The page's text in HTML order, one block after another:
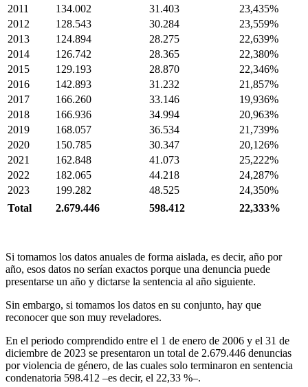
2011
134.002 31.403
23,435%
2012
128.543 30.284
23,559%
2013
124.894 28.275
22,639%
2014
126.742 28.365
22,380%
2015
129.193 28.870
22,346%
2016
142.893 31.232
21,857%
2017
166.260 33.146
19,936%
2018
166.936 34.994
20,963%
2019
168.057 36.534
21,739%
2020
150.785 30.347
20,126%
2021
162.848 41.073
25,222%
2022
182.065 44.218
24,287%
2023
199.282 48.525
24,350%
Total
2.679.446 598.412 22,333%
Si tomamos los datos anuales de forma aislada, es decir, año por
año, esos datos no serían exactos porque una denuncia puede
presentarse un año y dictarse la sentencia al año siguiente.
Sin embargo, si tomamos los datos en su conjunto, hay que
reconocer que son muy reveladores.
En el periodo comprendido entre el 1 de enero de 2006 y el 31 de
diciembre de 2023 se presentaron un total de 2.679.446 denuncias
por violencia de género, de las cuales solo terminaron en sentencia
condenatoria 598.412 –es decir, el 22,33 %–.